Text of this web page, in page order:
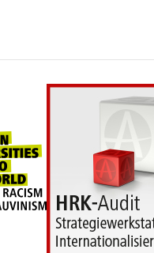
für Musik und
Universities for